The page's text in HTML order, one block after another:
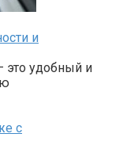
и
это удобный и
с